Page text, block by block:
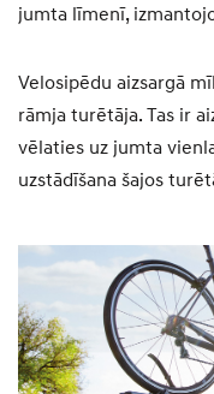
jumta līmenī,
Velosipēdu aizsargā
rāmja turētāja. Tas ir
vēlaties uz jumta
uzstādīšana šajos